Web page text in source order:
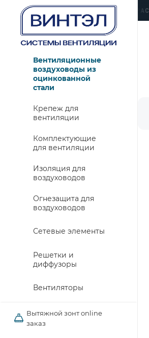
ЗАКРОЕМ › ЛЮБЕРЦЫ, УЛ. КРАСНАЯ 1
Вентиляционные
воздуховоды из
оцинкованной
стали
Крепеж для
вентиляции
Комплектующие
для вентиляции
Изоляция для
воздуховодов
Огнезащита для
воздуховодов
Сетевые элементы
Решетки и
диффузоры
Вентиляторы
Вытяжной зонт online
заказ